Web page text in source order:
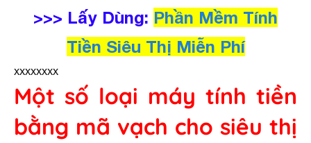
>>> Lấy Dùng: Phần Mềm Tính
Tiền Siêu Thị Miễn Phí
xxxxxxxx
Một số loại máy tính tiền
bằng mã vạch cho siêu thị